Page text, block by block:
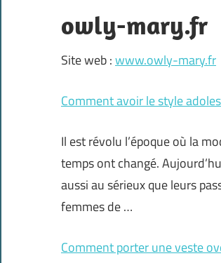
owly-mary.fr
Site web :www.owly-mary.fr
Comment avoir le style
Il est révolu l’époque où la
temps ont changé.
aussi au sérieux que leurs
femmes de …
Comment porter une veste